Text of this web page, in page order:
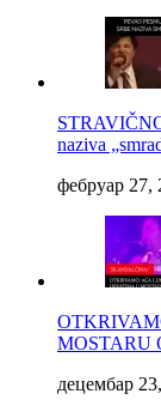
naziva
фебруар 27,
MOSTARU
децембар